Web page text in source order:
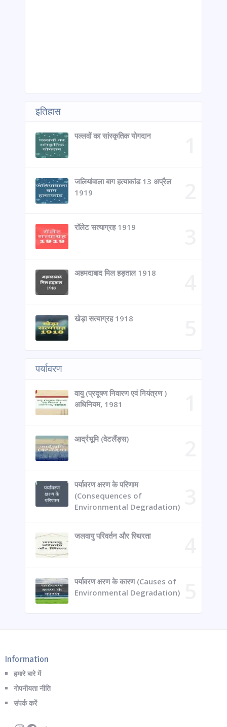
इतिहास
पल्लवों का सांस्कृतिक योगदान
जलियांवाला बाग हत्याकांड 13 अप्रैल
1919
रॉलेट सत्याग्रह 1919
अहमदाबाद मिल हड़ताल 1918
खेड़ा सत्याग्रह 1918
पर्यावरण
वायु (प्रदूषण निवारण एवं नियंत्रण )
अधिनियम, 1981
आर्द्रभूमि (वेटलैंड्स)
पर्यावरण क्षरण के परिणाम
(Consequences of
Environmental Degradation)
जलवायु परिवर्तन और स्थिरता
पर्यावरण क्षरण के कारण (Causes of
Environmental Degradation)
Information
हमारे बारे में
गोपनीयता नीति
संपर्क करें
Instagram